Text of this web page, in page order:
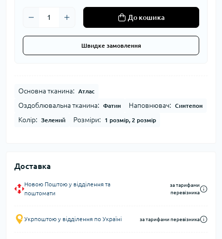
До кошика
Швидке замовлення
Основна тканина: Атлас
Оздоблювальна тканина: Фатин Наповнювач: Синтепон
Колір: Зелений Розміри: 1 розмір, 2 розмір
Доставка
Новою Поштою у відділення та
поштомати
за тарифами
перевізника
Укрпоштою у відділення по Україні за тарифами перевізника